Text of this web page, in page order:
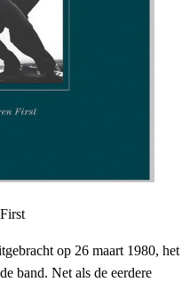
op 26 maart 1980, het
band. Net als de eerdere